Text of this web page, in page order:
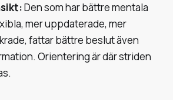
Den som har bättre mentala
mer uppdaterade, mer
fattar bättre beslut även
Orientering är där striden